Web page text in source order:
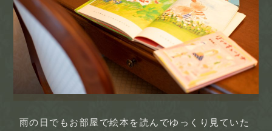
雨の日でもお部屋で絵本を読んでゆっくり見ていた